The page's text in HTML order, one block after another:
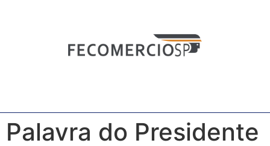
Palavra do Presidente